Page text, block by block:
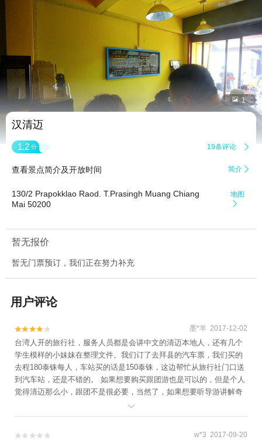
 1
汉清迈
1.2 分 19条评论 
查看景点简介及开放时间 简介 
130/2 Prapokklao Raod. T.Prasingh Muang Chiang
Mai 50200
地图

暂无报价
暂无门票预订，我们正在努力补充
用户评论

 墨*羊 2017-12-02
台湾人开的旅行社，服务人员都是会讲中文的清迈本地人，还有几个
学生模样的小妹妹在整理文件。我们订了去拜县的汽车票，我们买的
去程180泰铢每人，车站买的话是150泰铢，这边帮忙从旅行社门口送
到汽车站，还是不错的。 如果想要购买跟团游也是可以的，但是个人
觉得清迈那么小，跟团不是很必要，当然了，如果想要听导游讲解奇


 w*3 2017-09-20
